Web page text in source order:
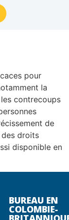
pour
la
contrecoups
de
des droits
disponible en
BUREAU EN
COLOMBIE-